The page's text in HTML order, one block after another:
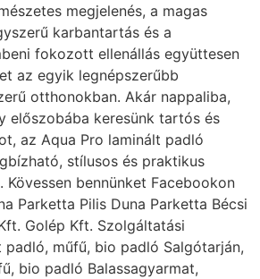
megjelenés, a magas
karbantartás és a
fokozott ellenállás együttesen
az egyik legnépszerűbb
otthonokban. Akár nappaliba,
előszobába keresünk tartós és
az Aqua Pro laminált padló
stílusos és praktikus
bennünket Facebookon
Parketta Pilis Duna Parketta Bécsi
Golép Kft. Szolgáltatási
műfű, bio padló Salgótarján,
bio padló Balassagyarmat,